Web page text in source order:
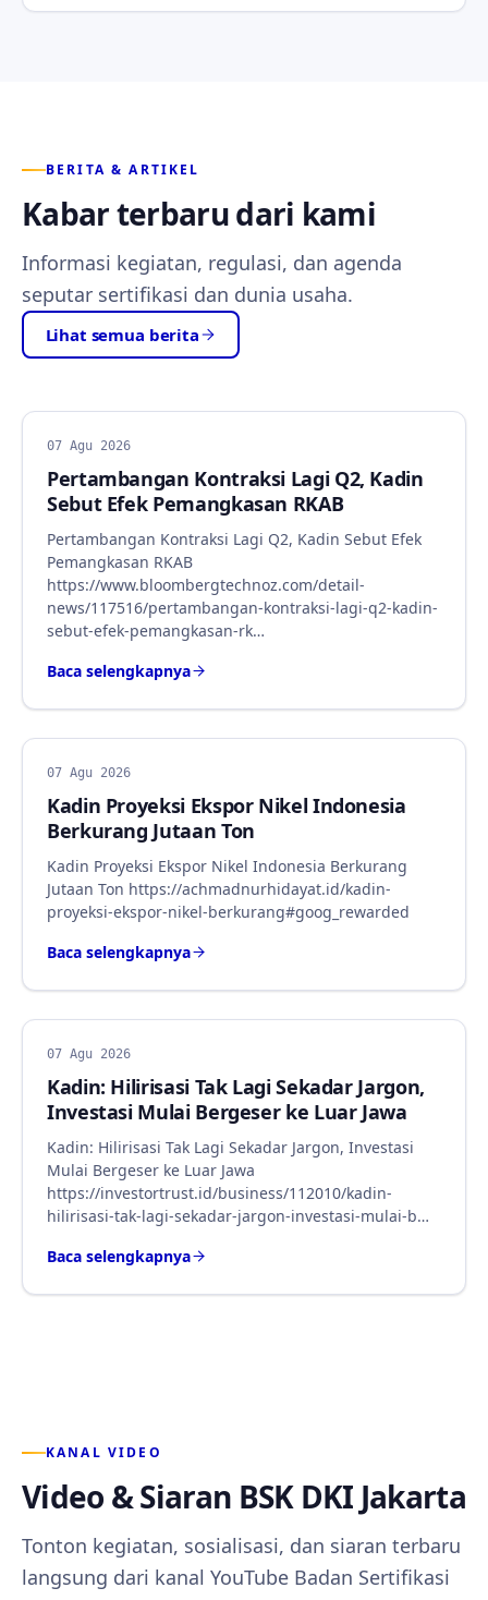
BERITA & ARTIKEL
Kabar terbaru dari kami
Informasi kegiatan, regulasi, dan agenda
seputar sertifikasi dan dunia usaha.
Lihat semua berita
BERITA
07 Agu 2026
Pertambangan Kontraksi Lagi Q2, Kadin
Sebut Efek Pemangkasan RKAB
Pertambangan Kontraksi Lagi Q2, Kadin Sebut Efek
Pemangkasan RKAB
https://www.bloombergtechnoz.com/detail-
news/117516/pertambangan-kontraksi-lagi-q2-kadin-
sebut-efek-pemangkasan-rk…
Baca selengkapnya
BERITA
07 Agu 2026
Kadin Proyeksi Ekspor Nikel Indonesia
Berkurang Jutaan Ton
Kadin Proyeksi Ekspor Nikel Indonesia Berkurang
Jutaan Ton https://achmadnurhidayat.id/kadin-
proyeksi-ekspor-nikel-berkurang#goog_rewarded
Baca selengkapnya
BERITA
07 Agu 2026
Kadin: Hilirisasi Tak Lagi Sekadar Jargon,
Investasi Mulai Bergeser ke Luar Jawa
Kadin: Hilirisasi Tak Lagi Sekadar Jargon, Investasi
Mulai Bergeser ke Luar Jawa
https://investortrust.id/business/112010/kadin-
hilirisasi-tak-lagi-sekadar-jargon-investasi-mulai-b…
Baca selengkapnya
KANAL VIDEO
Video & Siaran BSK DKI Jakarta
Tonton kegiatan, sosialisasi, dan siaran terbaru
langsung dari kanal YouTube Badan Sertifikasi